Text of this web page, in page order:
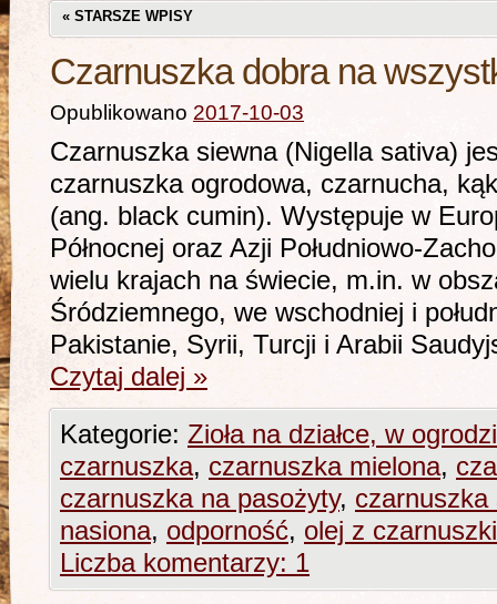
« STARSZE WPISY
Czarnuszka dobra na
Opublikowano 2017-10-03
Czarnuszka siewna (Nigella sativa)
czarnuszka ogrodowa, czarnucha,
(ang. black cumin). Występuje w
Północnej oraz Azji Południowo-
wielu krajach na świecie, m.in. w
Śródziemnego, we wschodniej i
Pakistanie, Syrii, Turcji i Arabii
Czytaj dalej »
Kategorie: Zioła na działce, w
czarnuszka, czarnuszka mielona,
czarnuszka na pasożyty, czarnuszka
nasiona, odporność, olej z czarnuszki
Liczba komentarzy: 1